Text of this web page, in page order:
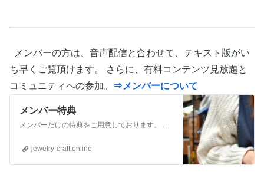
メンバーの方は、音声配信と合わせて、テキスト版がい
ち早くご覧頂けます。 さらに、有料コンテンツ見放題と
コミュニティへの参加。
⇒メンバーについて
メンバー特典
メンバーだけの特典をご用意しております。 ぜひご活用頂き、ご自身の活動に役立てて下さい。 ⇒メンバーについて詳しく見てみる メンバーになる （） ①有料コンテンツが見放題！ ジュエリー制作に関する情報やビジネス情報やブランディングに関する情
jewelry-craft.online